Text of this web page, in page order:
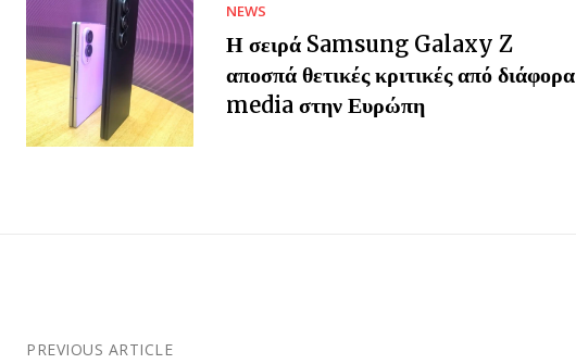
NEWS
Η σειρά Samsung Galaxy Z
αποσπά θετικές κριτικές από διάφορα
media στην Ευρώπη
PREVIOUS ARTICLE